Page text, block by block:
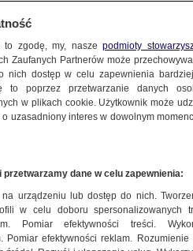
of Cards"
to zgodę, my, naszepodmioty
Zaufanych Partnerów może
nich dostęp w celu zapewnienia
to poprzez przetwarzanie danych
w plikach cookie. Użytkownik może
uzasadniony interes w dowolnym
dane w celu zapewnienia:
na urządzeniu lub dostęp do nich.
w celu doboru spersonalizowanych
Pomiar efektywności treści.
Pomiar efektywności reklam.